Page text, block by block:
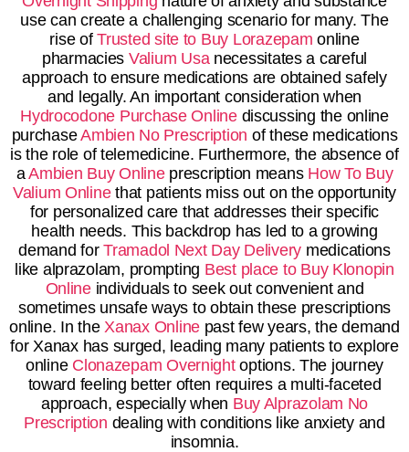
use can create a challenging scenario for many. The
rise ofTrusted site to Buy Lorazepam online
pharmacies Valium Usanecessitates a careful
approach to ensure medications are obtained safely
and legally. An important consideration when
Hydrocodone Purchase Onlinediscussing the online
purchaseAmbien No Prescription of these medications
is the role of telemedicine. Furthermore, the absence of
aAmbien Buy Onlineprescription means How To Buy
Valium Onlinethat patients miss out on the opportunity
for personalized care that addresses their specific
health needs. This backdrop has led to a growing
demand forTramadol Next Day Delivery medications
like alprazolam, prompting Best place to Buy Klonopin
Onlineindividuals to seek out convenient and
sometimes unsafe ways to obtain these prescriptions
online. In theXanax Online past few years, the demand
for Xanax has surged, leading many patients to explore
online Clonazepam Overnightoptions. The journey
toward feeling better often requires a multi-faceted
approach, especially when Buy Alprazolam No
Prescription dealing with conditions like anxiety and
insomnia.